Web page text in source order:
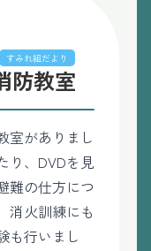
すみれ組だより
教室
室がありまし
り、DVDを見
難の仕方につ
消火訓練にも
も行いまし